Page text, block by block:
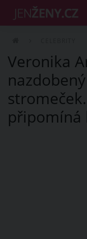
Veronika
připomíná